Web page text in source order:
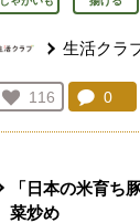
生活クラ
お気に入り登録
116
人が登録
コメ
0
「日本の米育ち
菜炒め